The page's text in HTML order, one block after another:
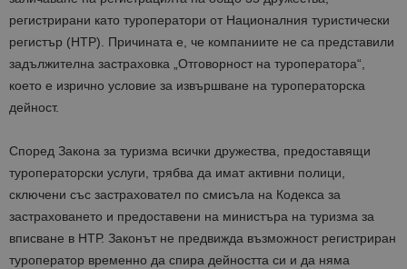
регистрирани като туроператори от Националния туристически
регистър (НТР). Причината е, че компаниите не са представили
задължителна застраховка „Отговорност на туроператора“,
което е изрично условие за извършване на туроператорска
дейност.
Според Закона за туризма всички дружества, предоставящи
туроператорски услуги, трябва да имат активни полици,
сключени със застраховател по смисъла на Кодекса за
застраховането и предоставени на министъра на туризма за
вписване в НТР. Законът не предвижда възможност регистриран
туроператор временно да спира дейността си и да няма